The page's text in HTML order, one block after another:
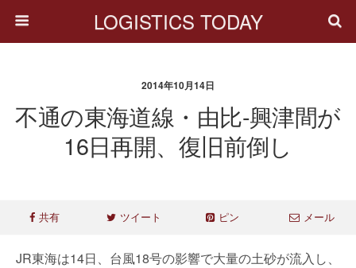
LOGISTICS TODAY
2014年10月14日
不通の東海道線・由比-興津間が
16日再開、復旧前倒し
共有 ツイート ピン メール
JR東海は14日、台風18号の影響で大量の土砂が流入し、